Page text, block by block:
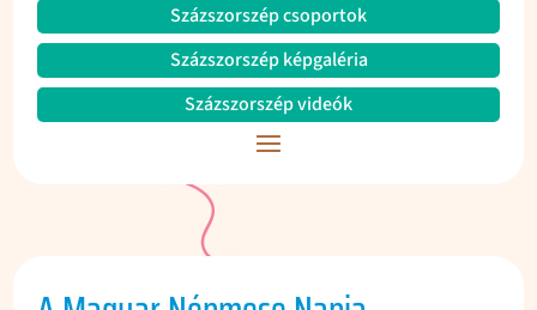
Százszorszép csoportok
Százszorszép képgaléria
Százszorszép videók